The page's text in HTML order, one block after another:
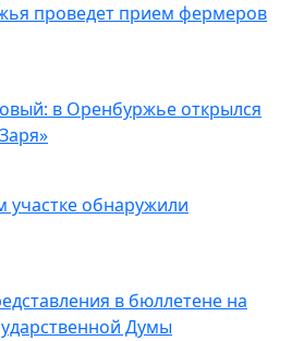
проведет прием фермеров
в Оренбуржье открылся
участке обнаружили
в бюллетене на
Думы